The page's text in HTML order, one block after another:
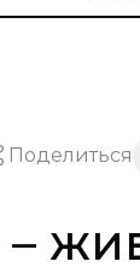
Поделиться
–